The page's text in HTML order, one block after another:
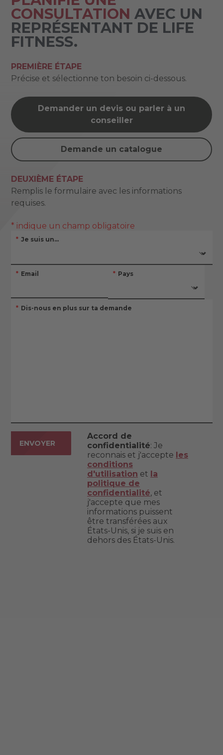
CONSULTATION AVEC UN
REPRÉSENTANT DE LIFE
FITNESS.
PREMIÈRE ÉTAPE
Précise et sélectionne ton besoin ci-dessous.
Demander un devis ou parler à un
conseiller
Demande un catalogue
DEUXIÈME ÉTAPE
Remplis le formulaire avec les informations
requises.